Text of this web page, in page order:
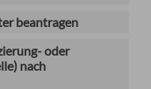
beantragen
oder
nach